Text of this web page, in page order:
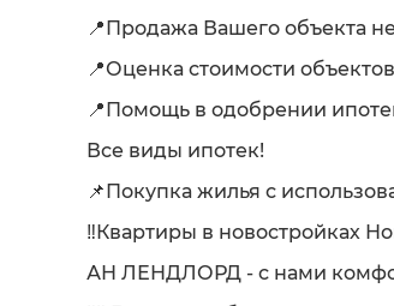
📍Продажа Вашего объекта
📍Оценка стоимости
📍Помощь в одобрении
Все виды ипотек!
📌Покупка жилья с
‼️Квартиры в новостройках
АН ЛЕНДЛОРД - с нами